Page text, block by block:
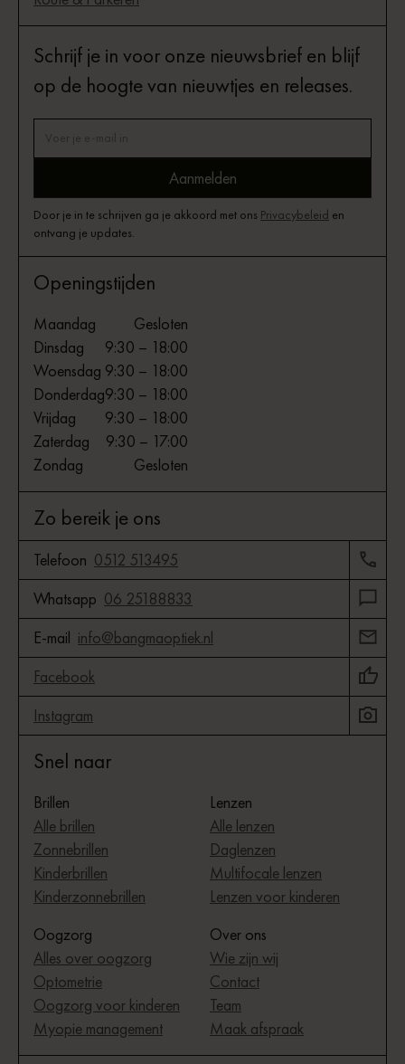
Schrijf je in voor onze nieuwsbrief en blijf
op de hoogte van nieuwtjes en releases.
Door je in te schrijven ga je akkoord met ons Privacybeleid en
ontvang je updates.
Openingstijden
Maandag
Gesloten
Dinsdag
9:30 – 18:00
Woensdag 9:30 – 18:00
Donderdag9:30 – 18:00
Vrijdag
9:30 – 18:00
Zaterdag
9:30 – 17:00
Zondag
Gesloten
Zo bereik je ons
Telefoon 0512 513495
Whatsapp 06 25188833
E-mail info@bangmaoptiek.nl
Facebook
Instagram
Snel naar
Brillen
Alle brillen
Zonnebrillen
Kinderbrillen
Kinderzonnebrillen
Lenzen
Alle lenzen
Daglenzen
Multifocale lenzen
Lenzen voor kinderen
Oogzorg
Alles over oogzorg
Optometrie
Oogzorg voor kinderen
Myopie management
Over ons
Wie zijn wij
Contact
Team
Maak afspraak